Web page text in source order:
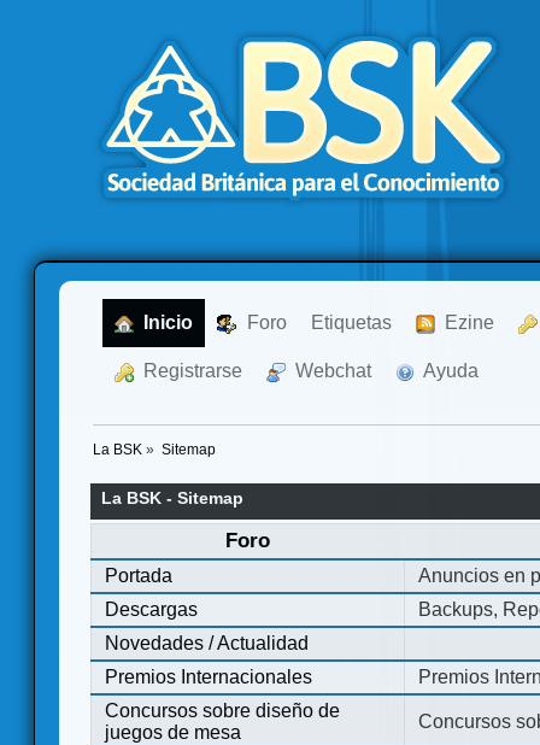
Inicio Foro Etiquetas Ezine
Registrarse Webchat Ayuda
La BSK » Sitemap
La BSK - Sitemap
Foro
Portada
Anuncios en
Descargas
Backups,
Novedades / Actualidad
Premios Internacionales
Premios
Concursos sobre diseño de
juegos de mesa
Concursos